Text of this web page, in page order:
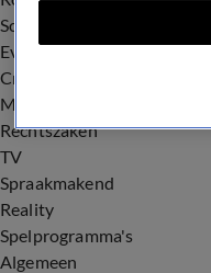
Songfestival
Evenementen
Crime
Misdaad
Rechtszaken
TV
Spraakmakend
Reality
Spelprogramma's
Algemeen